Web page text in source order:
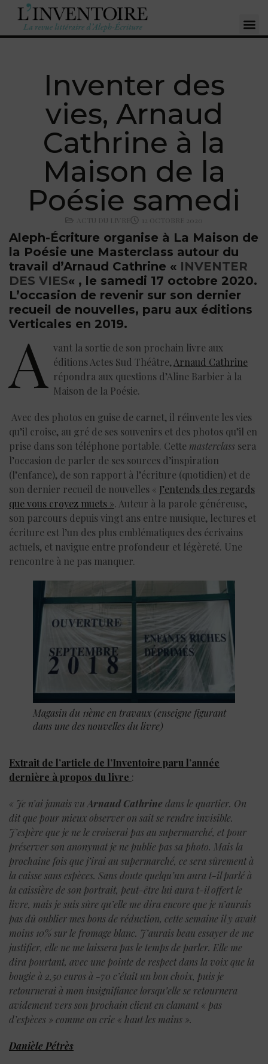
Inventer des
vies, Arnaud
Cathrine à la
Maison de la
Poésie samedi
ACTU DU LIVRE 12 OCTOBRE 2020
Aleph-Écriture organise à La Maison de
la Poésie une Masterclass autour du
travail d’Arnaud Cathrine « INVENTER
DES VIES« , le samedi 17 octobre 2020.
L’occasion de revenir sur son dernier
recueil de nouvelles, paru aux éditions
Verticales en 2019.
A vant la sortie de son prochain livre aux
éditions Actes Sud Théâtre, Arnaud Cathrine
répondra aux questions d’Aline Barbier à la
Maison de la Poésie.
Avec des photos en guise de carnet, il réinvente les vies
qu’il croise, au gré de ses souvenirs et des photos qu’il en
prise dans son téléphone portable. Cette masterclass sera
l’occasion de parler de ses sources d’inspiration
(l’enfance), de son rapport à l’écriture (quotidien) et de
son dernier recueil de nouvelles « J’entends des regards
que vous croyez muets ». Auteur à la parole généreuse,
son parcours depuis vingt ans entre musique, lectures et
écriture est l’un des plus emblématiques des écrivains
actuels, et navigue entre profondeur et légèreté. Une
rencontre à ne pas manquer.
Magasin du 11ème en travaux (enseigne figurant
dans une des nouvelles du livre)
Extrait de l’article de l’Inventoire paru l’année
dernière à propos du livre :
« Je n’ai jamais vu Arnaud Cathrine dans le quartier. On
dit que pour mieux observer on sait se rendre invisible.
J’espère que je ne le croiserai pas au supermarché, et pour
préserver son anonymat je ne publie pas sa photo. Mais la
prochaine fois que j’irai au supermarché, ce sera sûrement à
la caisse sans espèces. Sans doute quelqu’un aura t-il parlé à
la caissière de son portrait, peut-être lui aura t-il offert le
livre, mais je suis sûre qu’elle me dira encore que je n’aurais
pas dû oublier mes bons de réduction, cette semaine il y avait
moins 10% sur le fromage blanc. J’aurais beau essayer de me
justifier, elle ne me laissera pas le temps de parler. Elle me
dira pourtant, avec une pointe de respect dans la voix que la
bougie à 2,50 euros à -70 c’était un bon choix, puis je
retournerai à mon insignifiance lorsqu’elle se retournera
avidement vers son prochain client en clamant « pas
d’espèces » comme on crie « haut les mains ».
Danièle Pétrès